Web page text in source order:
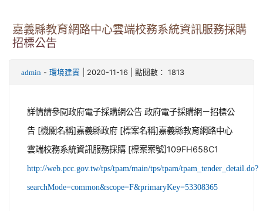
嘉義縣教育網路中心雲端校務系統資訊服務採購
招標公告
admin - 環境建置 | 2020-11-16 | 點閱數： 1813
詳情請參閱政府電子採購網公告 政府電子採購網－招標公
告 [機關名稱]嘉義縣政府 [標案名稱]嘉義縣教育網路中心
雲端校務系統資訊服務採購 [標案案號]109FH658C1
http://web.pcc.gov.tw/tps/tpam/main/tps/tpam/tpam_tender_detail.do?
searchMode=common&scope=F&primaryKey=53308365